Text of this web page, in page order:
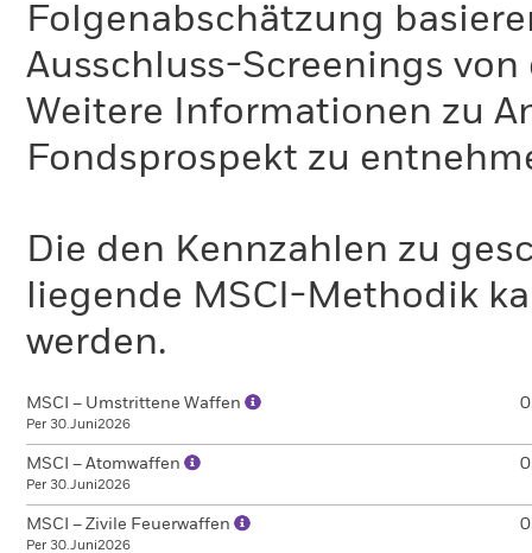
Folgenabschätzung
Ausschluss-Screenings
Weitere Informationen zu
Fondsprospekt zu
Die den Kennzahlen zu
liegende MSCI-Methodik
werden.
MSCI – Umstrittene Waffen
Per 30.Juni2026
MSCI – Atomwaffen
Per 30.Juni2026
MSCI – Zivile Feuerwaffen
Per 30.Juni2026